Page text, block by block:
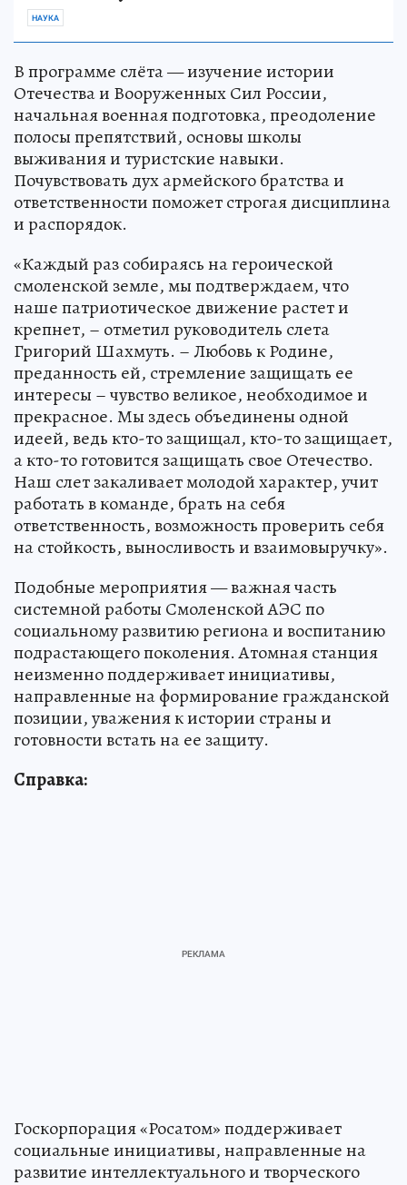
НАУКА
В программе слёта — изучение истории
Отечества и Вооруженных Сил России,
начальная военная подготовка, преодоление
полосы препятствий, основы школы
выживания и туристские навыки.
Почувствовать дух армейского братства и
ответственности поможет строгая дисциплина
и распорядок.
«Каждый раз собираясь на героической
смоленской земле, мы подтверждаем, что
наше патриотическое движение растет и
крепнет, – отметил руководитель слета
Григорий Шахмуть. – Любовь к Родине,
преданность ей, стремление защищать ее
интересы – чувство великое, необходимое и
прекрасное. Мы здесь объединены одной
идеей, ведь кто-то защищал, кто-то защищает,
а кто-то готовится защищать свое Отечество.
Наш слет закаливает молодой характер, учит
работать в команде, брать на себя
ответственность, возможность проверить себя
на стойкость, выносливость и взаимовыручку».
Подобные мероприятия — важная часть
системной работы Смоленской АЭС по
социальному развитию региона и воспитанию
подрастающего поколения. Атомная станция
неизменно поддерживает инициативы,
направленные на формирование гражданской
позиции, уважения к истории страны и
готовности встать на ее защиту.
Справка:
Госкорпорация «Росатом» поддерживает
социальные инициативы, направленные на
развитие интеллектуального и творческого